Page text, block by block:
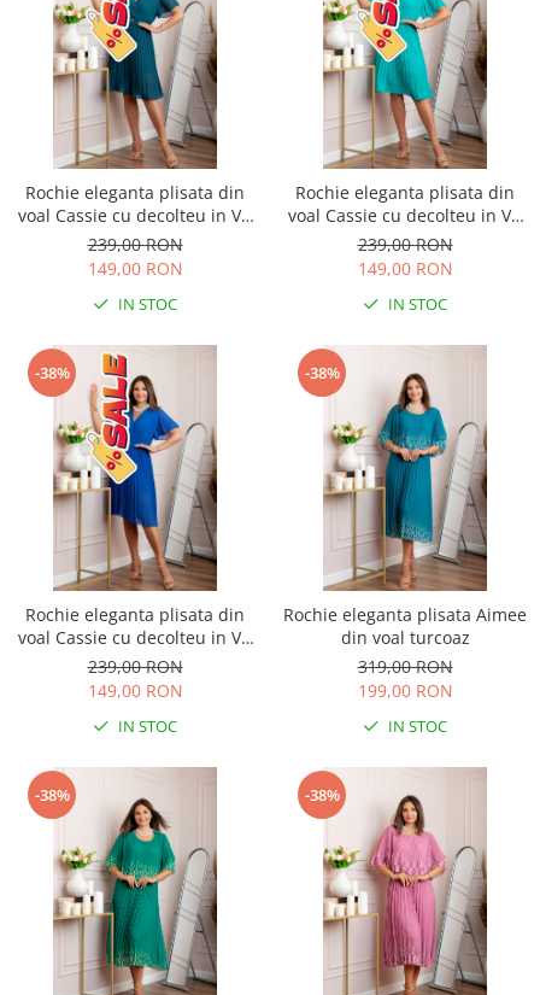
Rochie eleganta plisata din
voal Cassie cu decolteu in V -
Turcoaz
239,00 RON
149,00 RON
IN STOC
Rochie eleganta plisata din
voal Cassie cu decolteu in V -
Turcoaz aqua
239,00 RON
149,00 RON
IN STOC
-38%
Rochie eleganta plisata din
voal Cassie cu decolteu in V -
Albastru regal
239,00 RON
149,00 RON
IN STOC
-38%
Rochie eleganta plisata Aimee
din voal turcoaz
319,00 RON
199,00 RON
IN STOC
-38% -38%